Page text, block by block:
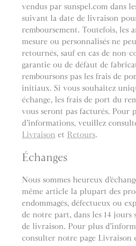
vendus par sunspel.com dans
suivant la date de livraison
remboursement. Toutefois, les
mesure ou personnalisés ne
retournés, sauf en cas de non-
garantie ou de défaut de
remboursons pas les frais de
initiaux. Si vous souhaitez
échange, les frais de port du
vous seront pas facturés. Pour
d’informations, veuillez
Livraison et Retours.
Échanges
Nous sommes heureux
même article la plupart des
endommagés, défectueux ou
de notre part, dans les 14 jours
de livraison. Pour plus
consulter notre page Livraison